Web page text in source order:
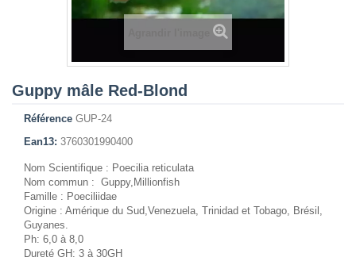
Guppy mâle Red-Blond
Référence GUP-24
Ean13: 3760301990400
Nom Scientifique : Poecilia reticulata
Nom commun : Guppy,Millionfish
Famille : Poeciliidae
Origine : Amérique du Sud,Venezuela, Trinidad et Tobago, Brésil,
Guyanes.
Ph: 6,0 à 8,0
Dureté GH: 3 à 30GH